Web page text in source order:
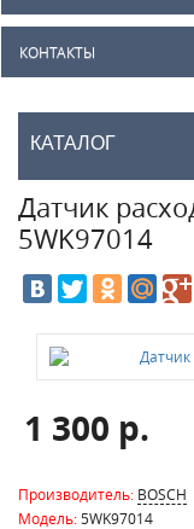
КОНТАКТЫ
КАТАЛОГ
Датчик
5WK97014
1 300 р.
Производитель: BOSCH
Модель:5WK97014